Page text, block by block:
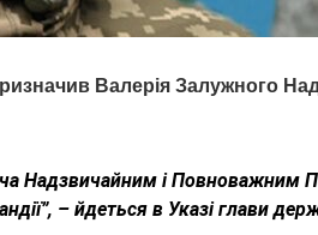
Валерія Залужного
Надзвичайним і Повноважним
– йдеться в Указі глави